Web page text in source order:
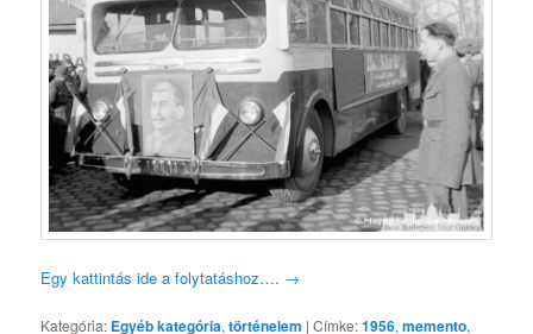
Egy kattintás ide a folytatáshoz…. →
Kategória: Egyéb kategória,történelem |Címke:1956,memento,